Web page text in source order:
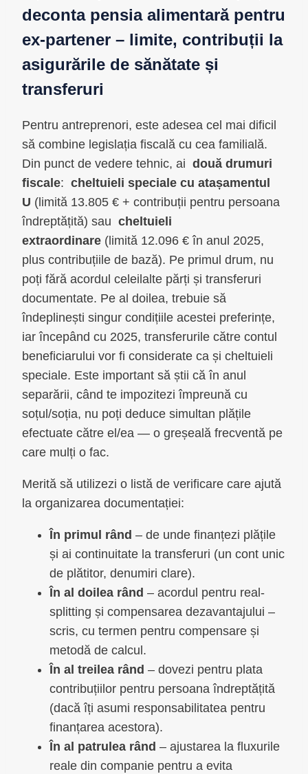
deconta pensia alimentară pentru
ex-partener – limite, contribuții la
asigurările de sănătate și
transferuri
Pentru antreprenori, este adesea cel mai dificil
să combine legislația fiscală cu cea familială.
Din punct de vedere tehnic, ai două drumuri
fiscale: cheltuieli speciale cu atașamentul
U (limită 13.805 € + contribuții pentru persoana
îndreptățită) sau cheltuieli
extraordinare (limită 12.096 € în anul 2025,
plus contribuțiile de bază). Pe primul drum, nu
poți fără acordul celeilalte părți și transferuri
documentate. Pe al doilea, trebuie să
îndeplinești singur condițiile acestei preferințe,
iar începând cu 2025, transferurile către contul
beneficiarului vor fi considerate ca și cheltuieli
speciale. Este important să știi că în anul
separării, când te impozitezi împreună cu
soțul/soția, nu poți deduce simultan plățile
efectuate către el/ea — o greșeală frecventă pe
care mulți o fac.
Merită să utilizezi o listă de verificare care ajută
la organizarea documentației:
În primul rând – de unde finanțezi plățile
și ai continuitate la transferuri (un cont unic
de plătitor, denumiri clare).
În al doilea rând – acordul pentru real-
splitting și compensarea dezavantajului –
scris, cu termen pentru compensare și
metodă de calcul.
În al treilea rând – dovezi pentru plata
contribuțiilor pentru persoana îndreptățită
(dacă îți asumi responsabilitatea pentru
finanțarea acestora).
În al patrulea rând – ajustarea la fluxurile
reale din companie pentru a evita